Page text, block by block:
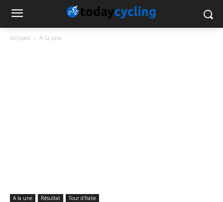
Accueil A la une
A la une Résultat Tour d'Italie